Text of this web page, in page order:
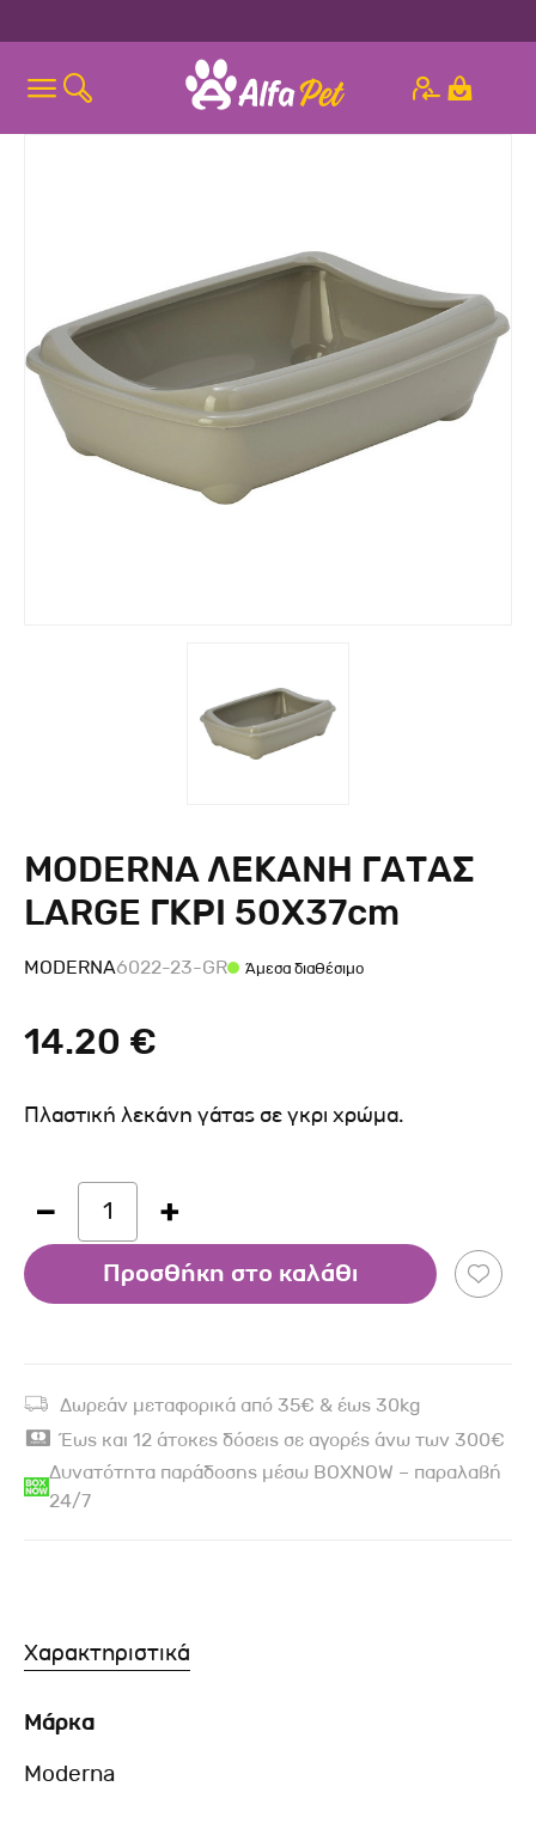
MODERNA ΛΕΚΑΝΗ ΓΑΤΑΣ
LARGE ΓΚΡΙ 50X37cm
MODERNA6022-23-GR Άμεσα διαθέσιμο
14.20 €
Πλαστική λεκάνη γάτας σε γκρι χρώμα.
1
Προσθήκη στο καλάθι
Δωρεάν μεταφορικά από 35€ & έως 30kg
Έως και 12 άτοκες δόσεις σε αγορές άνω των 300€
Δυνατότητα παράδοσης μέσω BOXNOW – παραλαβή
24/7
Χαρακτηριστικά
Μάρκα
Moderna